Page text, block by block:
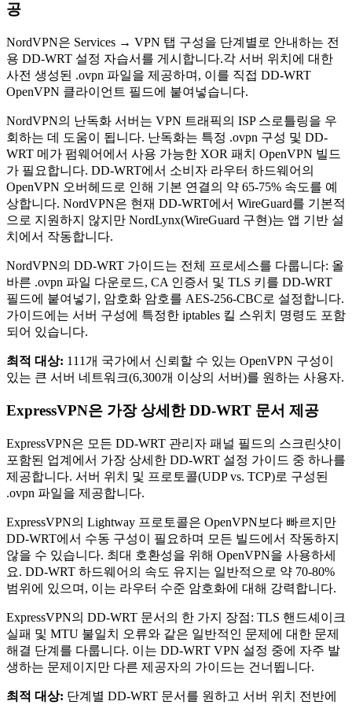
공
NordVPN은 Services → VPN 탭 구성을 단계별로 안내하는 전
용 DD-WRT 설정 자습서를 게시합니다.각 서버 위치에 대한
사전 생성된 .ovpn 파일을 제공하며, 이를 직접 DD-WRT
OpenVPN 클라이언트 필드에 붙여넣습니다.
NordVPN의 난독화 서버는 VPN 트래픽의 ISP 스로틀링을 우
회하는 데 도움이 됩니다. 난독화는 특정 .ovpn 구성 및 DD-
WRT 메가 펌웨어에서 사용 가능한 XOR 패치 OpenVPN 빌드
가 필요합니다. DD-WRT에서 소비자 라우터 하드웨어의
OpenVPN 오버헤드로 인해 기본 연결의 약 65-75% 속도를 예
상합니다. NordVPN은 현재 DD-WRT에서 WireGuard를 기본적
으로 지원하지 않지만 NordLynx(WireGuard 구현)는 앱 기반 설
치에서 작동합니다.
NordVPN의 DD-WRT 가이드는 전체 프로세스를 다룹니다: 올
바른 .ovpn 파일 다운로드, CA 인증서 및 TLS 키를 DD-WRT
필드에 붙여넣기, 암호화 암호를 AES-256-CBC로 설정합니다.
가이드에는 서버 구성에 특정한 iptables 킬 스위치 명령도 포함
되어 있습니다.
최적 대상: 111개 국가에서 신뢰할 수 있는 OpenVPN 구성이
있는 큰 서버 네트워크(6,300개 이상의 서버)를 원하는 사용자.
ExpressVPN은 가장 상세한 DD-WRT 문서 제공
ExpressVPN은 모든 DD-WRT 관리자 패널 필드의 스크린샷이
포함된 업계에서 가장 상세한 DD-WRT 설정 가이드 중 하나를
제공합니다. 서버 위치 및 프로토콜(UDP vs. TCP)로 구성된
.ovpn 파일을 제공합니다.
ExpressVPN의 Lightway 프로토콜은 OpenVPN보다 빠르지만
DD-WRT에서 수동 구성이 필요하며 모든 빌드에서 작동하지
않을 수 있습니다. 최대 호환성을 위해 OpenVPN을 사용하세
요. DD-WRT 하드웨어의 속도 유지는 일반적으로 약 70-80%
범위에 있으며, 이는 라우터 수준 암호화에 대해 강력합니다.
ExpressVPN의 DD-WRT 문서의 한 가지 장점: TLS 핸드셰이크
실패 및 MTU 불일치 오류와 같은 일반적인 문제에 대한 문제
해결 단계를 다룹니다. 이는 DD-WRT VPN 설정 중에 자주 발
생하는 문제이지만 다른 제공자의 가이드는 건너뜁니다.
최적 대상: 단계별 DD-WRT 문서를 원하고 서버 위치 전반에